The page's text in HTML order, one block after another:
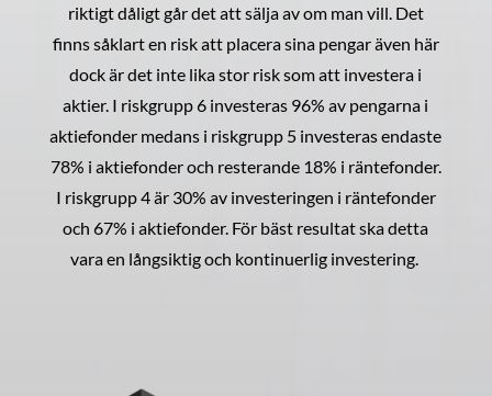
riktigt dåligt går det att sälja av om man vill. Det
finns såklart en risk att placera sina pengar även här
dock är det inte lika stor risk som att investera i
aktier. I riskgrupp 6 investeras 96% av pengarna i
aktiefonder medans i riskgrupp 5 investeras endaste
78% i aktiefonder och resterande 18% i räntefonder.
I riskgrupp 4 är 30% av investeringen i räntefonder
och 67% i aktiefonder. För bäst resultat ska detta
vara en långsiktig och kontinuerlig investering.